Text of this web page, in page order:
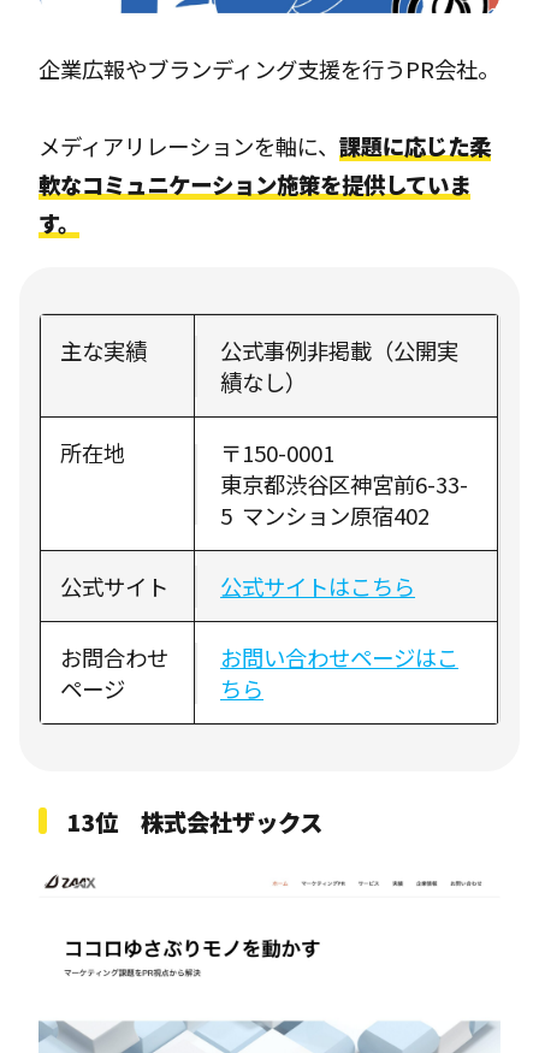
企業広報やブランディング支援を行うPR会社。
メディアリレーションを軸に、課題に応じた柔
軟なコミュニケーション施策を提供していま
す。
主な実績
公式事例非掲載（公開実
績なし）
所在地
〒150-0001
東京都渋谷区神宮前6-33-
5 マンション原宿402
公式サイト 公式サイトはこちら
お問合わせ
ページ
お問い合わせページはこ
ちら
13位 株式会社ザックス